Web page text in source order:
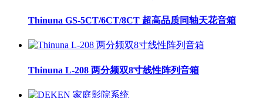
Thinuna GS-5CT/6CT/8CT 超高品质同轴天花音箱
Thinuna L-208 两分频双8寸线性阵列音箱